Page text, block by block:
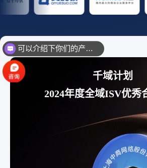
千域计划
2024年度全域ISV优秀
可以介绍下你们的产品么？